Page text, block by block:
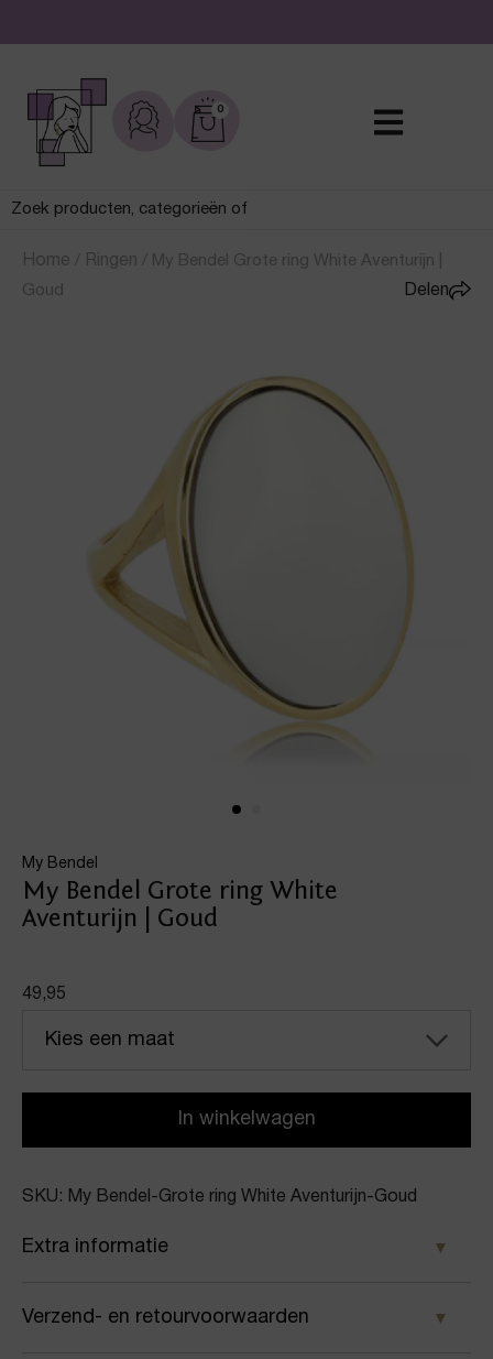
De leukste sieraden online en in de winkel
0
Home / Ringen / My Bendel Grote ring White Aventurijn |
Goud
My Bendel
My Bendel Grote ring White
Aventurijn | Goud
Delen
49,95
Kies een maat
In winkelwagen
SKU: My Bendel-Grote ring White Aventurijn-Goud
Extra informatie
Kleur
Verzend- en retourvoorwaarden